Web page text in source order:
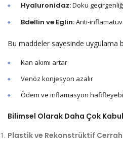
Hyaluronidaz:Doku
Bdellin ve Eglin:Anti-
Bu maddeler sayesinde uygulama
Kan akımı artar
Venöz konjesyon azalır
Ödem ve inflamasyon
Bilimsel Olarak Daha Çok
Plastik ve Rekonstrüktif